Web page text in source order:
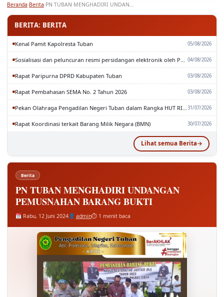
Beranda›Berita› PN TUBAN MENGHADIRI UNDANGAN PEMUSNAHAN BARANG BUKTI
BERITA: BERITA
Kenal Pamit Kapolresta Tuban 05/08/2026
04/08/2026
Rapat Paripurna DPRD Kabupaten Tuban 03/08/2026
Rapat Pembahasan SEMA No. 2 Tahun 2026 03/08/2026
31/07/2026
Rapat Koordinasi terkait Barang Milik Negara (BMN) 30/07/2026
Lihat semua Berita
Berita
PN TUBAN MENGHADIRI UNDANGAN
PEMUSNAHAN BARANG BUKTI
Rabu, 12 Juni 2024 admin⏱ 1 menit baca